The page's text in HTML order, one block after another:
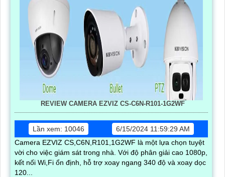
REVIEW CAMERA EZVIZ CS-C6N-R101-1G2WF
Lần xem: 10046
6/15/2024 11:59:29 AM
Camera EZVIZ CS,C6N,R101,1G2WF là một lựa chọn tuyệt
vời cho việc giám sát trong nhà. Với độ phân giải cao 1080p,
kết nối Wi,Fi ổn định, hỗ trợ xoay ngang 340 độ và xoay dọc
120...